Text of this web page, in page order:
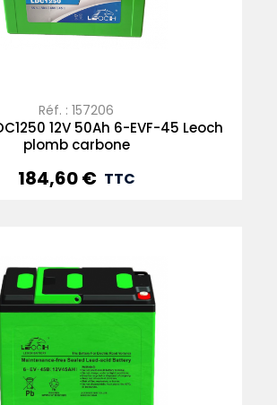
Réf. : 157206
12V 50Ah 6-EVF-45 Leoch
plomb carbone
Prix
184,60 € TTC